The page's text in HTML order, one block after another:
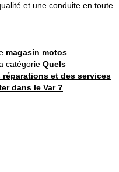
et une conduite en toute
magasin motos
catégorie Quels
et des services
dans le Var ?